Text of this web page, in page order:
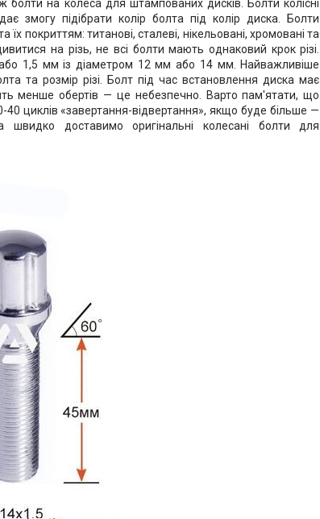
на колеса для штампованих дисків. Болти колісні
змогу підібрати колір болта під колір диска. Болти
покриттям: титанові, сталеві, нікельовані, хромовані та
на різь, не всі болти мають однаковий крок різі.
або 1,5 мм із діаметром 12 мм або 14 мм. Найважливіше
та розмір різі. Болт під час встановлення диска має
менше обертів — це небезпечно. Варто пам'ятати, що
40 циклів «завертання-відвертання», якщо буде більше —
доставимо оригінальні колесані болти для